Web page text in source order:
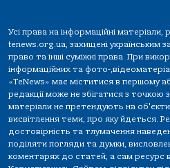
Усі права на інформаційні матеріали,
tenews.org.ua, захищені українським
право та інші суміжні права. При
інформаційних та фото-
«TeNews» має міститися в першому
редакції може не збігатися з точкою
матеріали не претендують на
висвітлення теми, про яку йдеться.
достовірність та тлумачення
поділяти погляди та думки,
коментарях до статей, а сам ресурс